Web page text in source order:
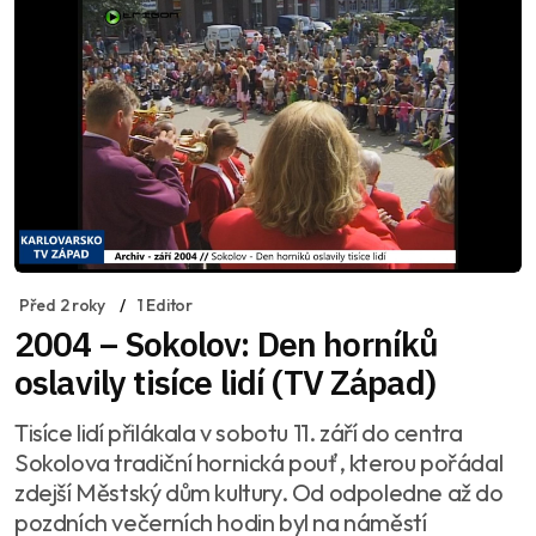
Před 2 roky 1 Editor
2004 – Sokolov: Den horníků
oslavily tisíce lidí (TV Západ)
Tisíce lidí přilákala v sobotu 11. září do centra
Sokolova tradiční hornická pouť, kterou pořádal
zdejší Městský dům kultury. Od odpoledne až do
pozdních večerních hodin byl na náměstí